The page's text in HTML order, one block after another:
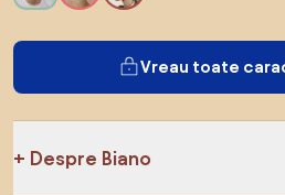
Vreau toate
Despre Biano